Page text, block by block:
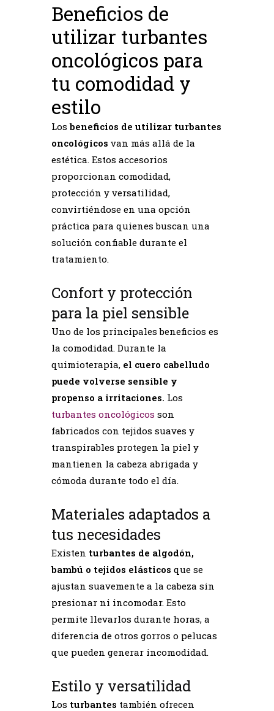
Beneficios de
utilizar turbantes
oncológicos para
tu comodidad y
estilo
Losbeneficios de utilizar turbantes
oncológicos van más allá de la
estética. Estos accesorios
proporcionan comodidad,
protección y versatilidad,
convirtiéndose en una opción
práctica para quienes buscan una
solución confiable durante el
tratamiento.
Confort y protección
para la piel sensible
Uno de los principales beneficios es
la comodidad. Durante la
quimioterapia, el cuero cabelludo
puede volverse sensible y
propenso a irritaciones. Los
turbantes oncológicos son
fabricados con tejidos suaves y
transpirables protegen la piel y
mantienen la cabeza abrigada y
cómoda durante todo el día.
Materiales adaptados a
tus necesidades
Existen turbantes de algodón,
bambú o tejidos elásticos que se
ajustan suavemente a la cabeza sin
presionar ni incomodar. Esto
permite llevarlos durante horas, a
diferencia de otros gorros o pelucas
que pueden generar incomodidad.
Estilo y versatilidad
Los turbantes también ofrecen